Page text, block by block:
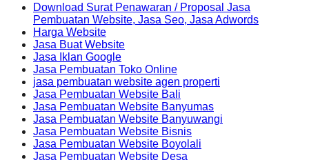
Download Surat Penawaran / Proposal Jasa
Pembuatan Website, Jasa Seo, Jasa Adwords
Harga Website
Jasa Buat Website
Jasa Iklan Google
Jasa Pembuatan Toko Online
jasa pembuatan website agen properti
Jasa Pembuatan Website Bali
Jasa Pembuatan Website Banyumas
Jasa Pembuatan Website Banyuwangi
Jasa Pembuatan Website Bisnis
Jasa Pembuatan Website Boyolali
Jasa Pembuatan Website Desa